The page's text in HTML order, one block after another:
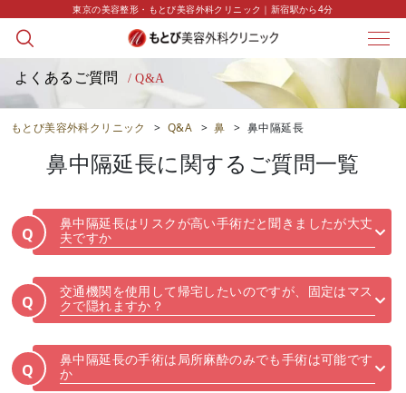
東京の美容整形・もとび美容外科クリニック｜新宿駅から4分
よくあるご質問 / Q&A
もとび美容外科クリニック > Q&A > 鼻 > 鼻中隔延長
鼻中隔延長に関するご質問一覧
Q
鼻中隔延長はリスクが高い手術だと聞きましたが大丈
夫ですか
Q
交通機関を使用して帰宅したいのですが、固定はマス
クで隠れますか？
Q
鼻中隔延長の手術は局所麻酔のみでも手術は可能です
か